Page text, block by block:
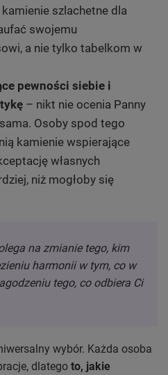
kamienie szlachetne dla
swojemu
a nie tylko tabelkom w
pewności siebie i
– nikt nie ocenia Panny
Osoby spod tego
kamienie wspierające
własnych
niż mogłoby się
na zmianie tego, kim
harmonii w tym, co w
tego, co odbiera Ci
wybór. Każda osoba
dlatego to, jakie